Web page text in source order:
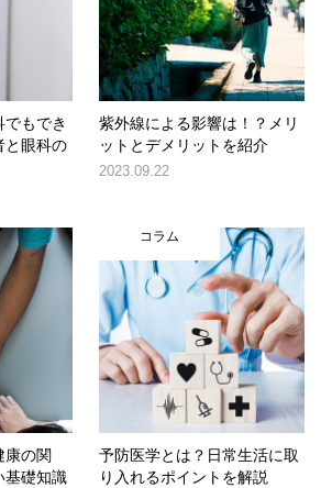
もでき
眼科の
紫外線による影響は！？メリ
ットとデメリットを紹介
2023.09.22
康の関
基礎知識
コラム
予防医学とは？日常生活に取
り入れるポイントを解説